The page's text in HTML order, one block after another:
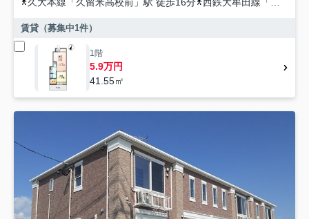
久大本線 「久留米高校前 」駅 徒歩16分 西鉄大牟田線 「 聖マリ
賃貸（募集中1件）
1階
5.9万円
41.55㎡